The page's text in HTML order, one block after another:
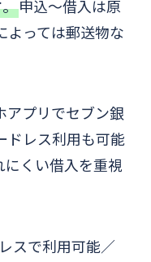
。申込～借入は原
よっては郵送物な
アプリでセブン銀
ドレス利用も可能
にくい借入を重視
スで利用可能／